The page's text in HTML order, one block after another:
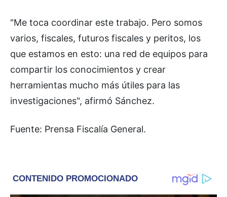
"Me toca coordinar este trabajo. Pero somos
varios, fiscales, futuros fiscales y peritos, los
que estamos en esto: una red de equipos para
compartir los conocimientos y crear
herramientas mucho más útiles para las
investigaciones", afirmó Sánchez.
Fuente: Prensa Fiscalía General.